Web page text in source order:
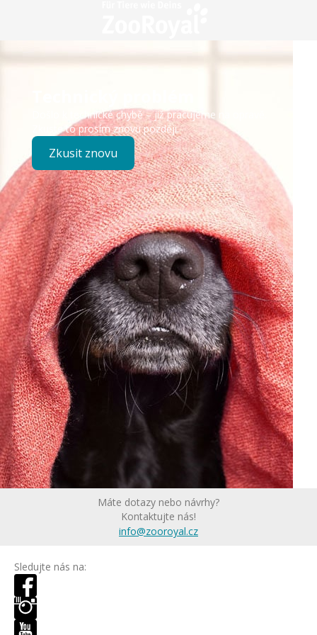
Došlo k technické chybě – již pracujeme na opravě.
Zkuste to prosím znovu později.
Zkusit znovu
Máte dotazy nebo návrhy?
Kontaktujte nás!
info@zooroyal.cz
Sledujte nás na: